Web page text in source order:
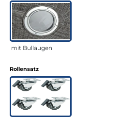
mit Bullaugen
Rollensatzauswählen